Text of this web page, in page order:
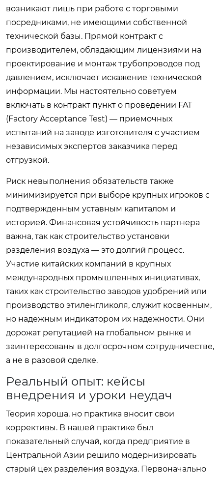
возникают лишь при работе с торговыми
посредниками, не имеющими собственной
технической базы. Прямой контракт с
производителем, обладающим лицензиями на
проектирование и монтаж трубопроводов под
давлением, исключает искажение технической
информации. Мы настоятельно советуем
включать в контракт пункт о проведении FAT
(Factory Acceptance Test) — приемочных
испытаний на заводе изготовителя с участием
независимых экспертов заказчика перед
отгрузкой.
Риск невыполнения обязательств также
минимизируется при выборе крупных игроков с
подтвержденным уставным капиталом и
историей. Финансовая устойчивость партнера
важна, так как строительство установки
разделения воздуха — это долгий процесс.
Участие китайских компаний в крупных
международных промышленных инициативах,
таких как строительство заводов удобрений или
производство этиленгликоля, служит косвенным,
но надежным индикатором их надежности. Они
дорожат репутацией на глобальном рынке и
заинтересованы в долгосрочном сотрудничестве,
а не в разовой сделке.
Реальный опыт: кейсы
внедрения и уроки неудач
Теория хороша, но практика вносит свои
коррективы. В нашей практике был
показательный случай, когда предприятие в
Центральной Азии решило модернизировать
старый цех разделения воздуха. Первоначально